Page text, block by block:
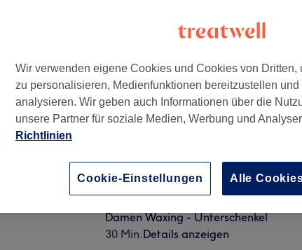
Hirschgartenallee 26a, München, Nymphenburg, 80639
Damen Waxing - Oberschenkel
Damen Waxing - Unterschenkel
30 Min.Details anzeigen
Wir verwenden eigene Cookies und Cookies von Dritten,
zu personalisieren, Medienfunktionen bereitzustellen
analysieren. Wir geben auch Informationen über die
unsere Partner für soziale Medien, Werbung und
Richtlinien
Cookie-Einstellungen Alle